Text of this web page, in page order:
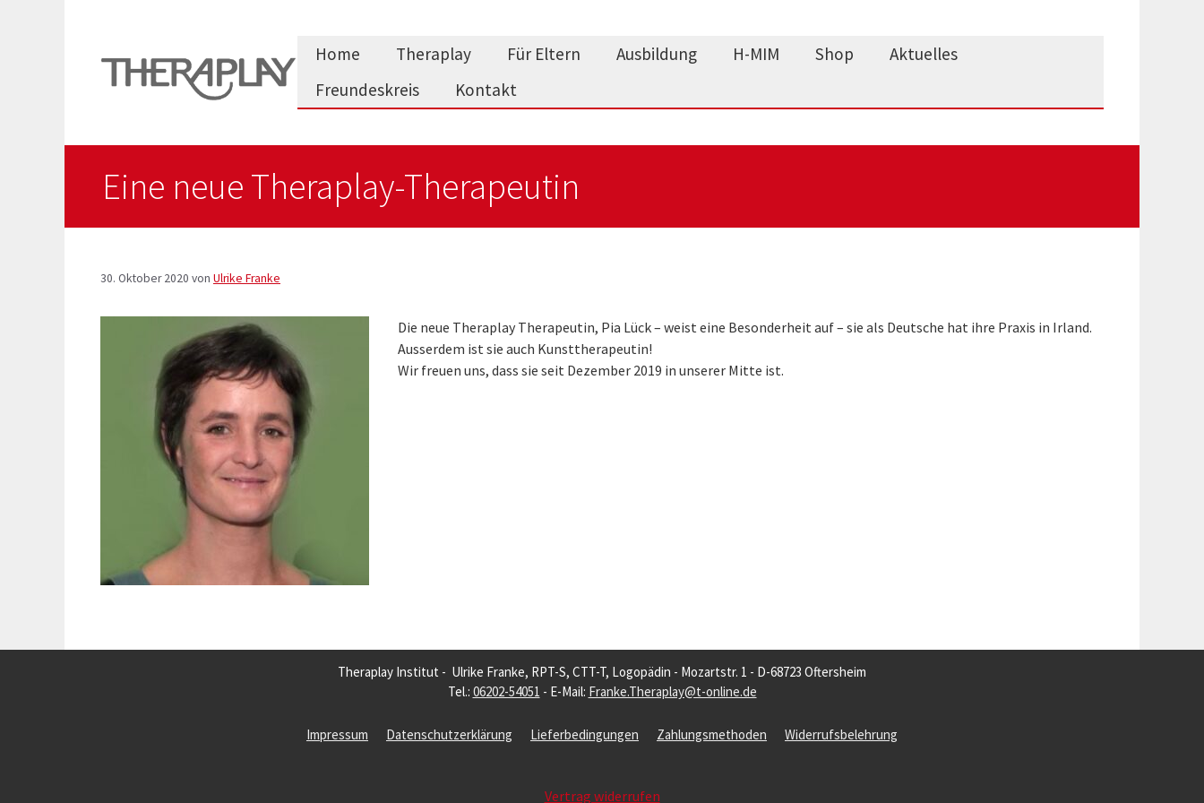
Home Theraplay Für Eltern Ausbildung H-MIM Shop
Aktuelles
Freundeskreis
Kontakt
Eine neue Theraplay-Therapeutin
30. Oktober 2020 von Ulrike Franke
Die neue Theraplay Therapeutin, Pia Lück – weist eine Besonderheit auf – sie als Deutsche hat ihre Praxis in Irland.
Ausserdem ist sie auch Kunsttherapeutin!
Wir freuen uns, dass sie seit Dezember 2019 in unserer Mitte ist.
Theraplay Institut - Ulrike Franke, RPT-S, CTT-T, Logopädin - Mozartstr. 1 - D-68723 Oftersheim
Tel.: 06202-54051 - E-Mail: Franke.Theraplay@t-online.de
Impressum Datenschutzerklärung Lieferbedingungen Zahlungsmethoden Widerrufsbelehrung
Vertrag widerrufen